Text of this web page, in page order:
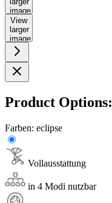
image
View
larger
image
Product Options:
Farben: eclipse
Vollausstattung
in 4 Modi nutzbar